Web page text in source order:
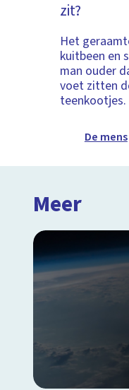
zit?
Het
kuitbeen en
man ouder
voet zitten
teenkootjes.
De mens
Meer